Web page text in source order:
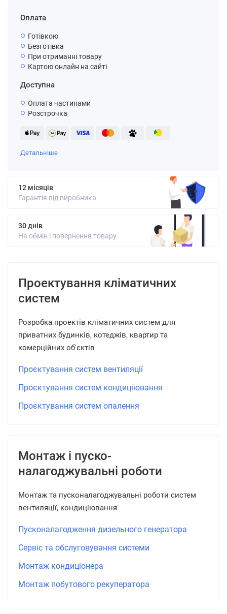
Оплата
Готівкою
Безготівка
При отриманні товару
Картою онлайн на сайті
Доступна
Оплата частинами
Розстрочка
Детальніше
12 місяців
Гарантія від виробника
30 днів
На обмін і повернення товару
Проектування кліматичних
систем
Розробка проектів кліматичних систем для
приватних будинків, котеджів, квартир та
комерційних об'єктів
Проєктування систем вентиляції
Проєктування систем кондиціювання
Проєктування систем опалення
Монтаж і пуско-
налагоджувальні роботи
Монтаж та пусконалагоджувальні роботи систем
вентиляції, кондиціювання
Пусконалагодження дизельного генератора
Сервіс та обслуговування системи
Монтаж кондиціонера
Монтаж побутового рекуператора